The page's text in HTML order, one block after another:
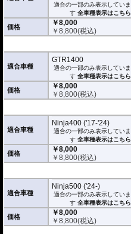
適合の一部のみ表示していま
す全車種表示はこちら
価格
￥8,000
￥8,800(税込)
適合車種
GTR1400
適合の一部のみ表示していま
す全車種表示はこちら
価格
￥8,000
￥8,800(税込)
適合車種
Ninja400 ('17-'24)
適合の一部のみ表示していま
す全車種表示はこちら
価格
￥8,000
￥8,800(税込)
適合車種
Ninja500 ('24-)
適合の一部のみ表示していま
す全車種表示はこちら
価格
￥8,000
￥8,800(税込)